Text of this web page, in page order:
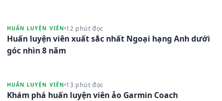
HUẤN LUYỆN VIÊN 12 phút đọc
Huấn luyện viên xuất sắc nhất Ngoại hạng Anh dưới
góc nhìn 8 năm
HUẤN LUYỆN VIÊN 13 phút đọc
Khám phá huấn luyện viên ảo Garmin Coach